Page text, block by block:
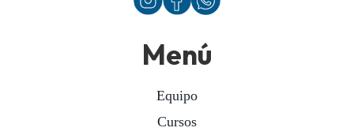
Menú
Equipo
Cursos